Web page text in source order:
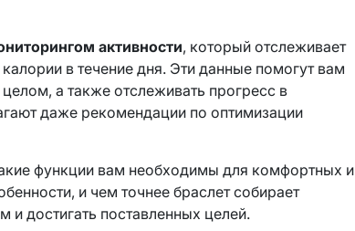
активности, который отслеживает
в течение дня. Эти данные помогут вам
а также отслеживать прогресс в
даже рекомендации по оптимизации
функции вам необходимы для комфортных и
и чем точнее браслет собирает
и достигать поставленных целей.